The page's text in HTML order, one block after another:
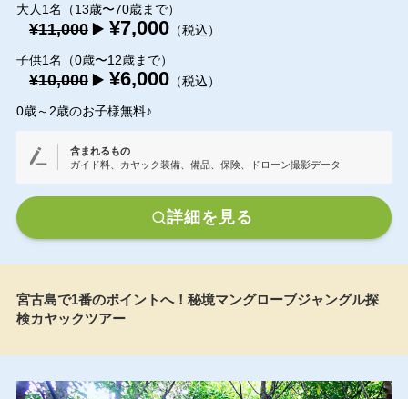
大人1名（13歳〜70歳まで）
¥11,000 ▶️ ¥7,000（税込）
子供1名（0歳〜12歳まで）
¥10,000 ▶️ ¥6,000（税込）
0歳～2歳のお子様無料♪
含まれるもの
ガイド料、カヤック装備、備品、保険、ドローン撮影データ
詳細を見る
宮古島で1番のポイントへ！秘境マングローブジャングル探
検カヤックツアー